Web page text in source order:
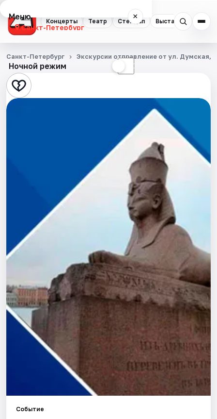
Концерты Театр Стендап Выставки
Меню ×
Санкт-Петербург
Концерты
Театр
Стендап
Города
Артисты
Рейтинги
Ночной режим ☾
Санкт-Петербург Экскурсии отправление от ул. Думская,
Событие